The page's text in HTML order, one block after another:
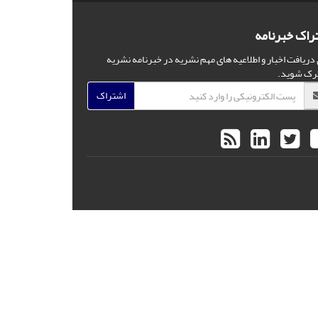
خبرنامه
دریافت اخبار و اطلاعیه های مهم نشریه در خبرنامه نشریه
شوید.
اشتراک